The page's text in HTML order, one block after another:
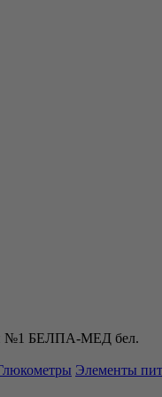
№1 БЕЛПА-МЕД бел.
Элементы